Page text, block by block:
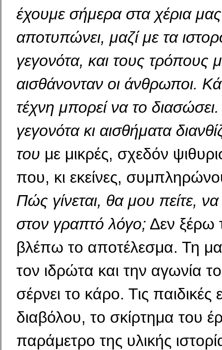
έχουμε σήμερα στα χέρια
αποτυπώνει, μαζί με τα
γεγονότα, και τους τρόπους
αισθάνονταν οι άνθρω­ποι.
τέχνη μπορεί να το
γεγονότα κι αισθήματα
του με μικρές, σχεδόν
που, κι εκείνες,
Πώς γίνεται, θα μου πείτε, να
στον γραπτό λόγο; Δεν ξέρω
βλέπω το αποτέλεσμα. Τη
τον ιδρώτα και την αγωνία
σέρνει το κάρο. Τις παιδικές
διαβόλου, το σκίρτημα του
παράμετρο της υλικής